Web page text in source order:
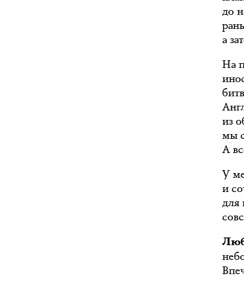
до
а
На
из
мы
А
У
и
для